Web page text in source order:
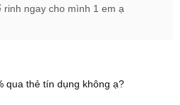
bản nào hay các tựa game nặng
Mobile, hay PlayerUnknown's
chiếc điện thoại iPhone 11
có mặt trên bộ đôi
ngay cho mình 1 em ạ
qua thẻ tín dụng không ạ?